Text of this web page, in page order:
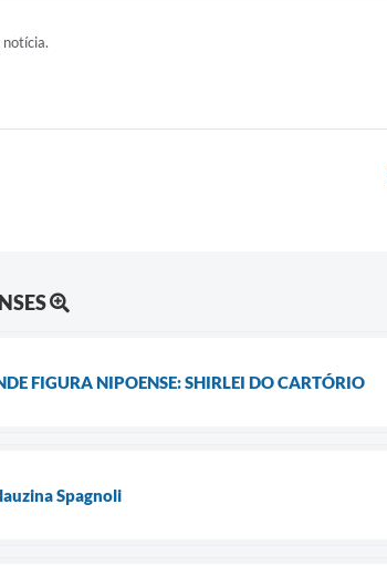
FIGURA NIPOENSE: SHIRLEI DO CARTÓRIO
Spagnoli